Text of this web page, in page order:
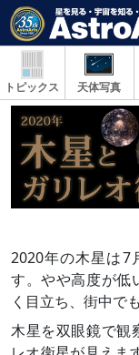
トピックス 天体写真
2020年の木星は7
す。やや高度が低
く目立ち、街中で
木星を双眼鏡で観